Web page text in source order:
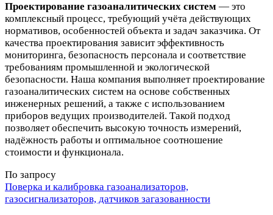
Проектирование газоаналитических систем — это
комплексный процесс, требующий учёта действующих
нормативов, особенностей объекта и задач заказчика. От
качества проектирования зависит эффективность
мониторинга, безопасность персонала и соответствие
требованиям промышленной и экологической
безопасности. Наша компания выполняет проектирование
газоаналитических систем на основе собственных
инженерных решений, а также с использованием
приборов ведущих производителей. Такой подход
позволяет обеспечить высокую точность измерений,
надёжность работы и оптимальное соотношение
стоимости и функционала.
По запросу
Поверка и калибровка газоанализаторов,
газосигнализаторов, датчиков загазованности